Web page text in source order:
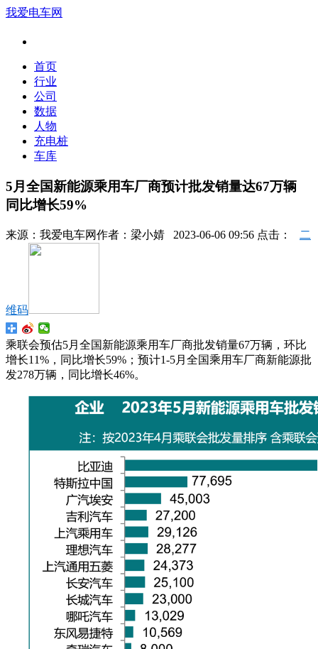
我爱电车网
首页
行业
公司
数据
人物
充电桩
车库
5月全国新能源乘用车厂商预计批发销量达67万辆
同比增长59%
来源： 我爱电车网作者： 梁小婧 2023-06-06 09:56 点击： 二
维码
乘联会预估5月全国新能源乘用车厂商批发销量67万辆，环比
增长11%，同比增长59%；预计1-5月全国乘用车厂商新能源批
发278万辆，同比增长46%。